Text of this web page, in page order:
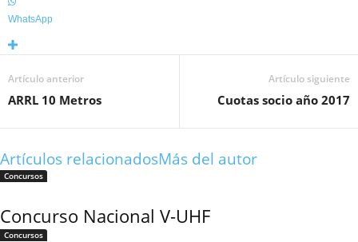
WhatsApp
Artículo anterior
ARRL 10 Metros
Artículo siguiente
Cuotas socio año 2017
Artículos relacionadosMás del autor
Concursos
Concurso Nacional V-UHF
Concursos